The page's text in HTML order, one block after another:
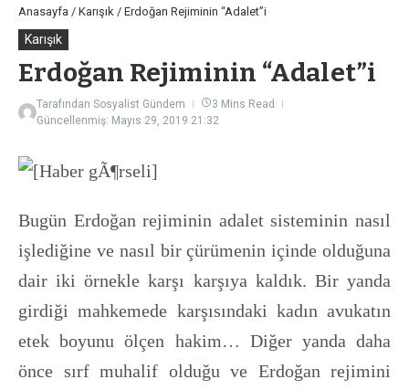
Anasayfa / Karışık / Erdoğan Rejiminin “Adalet”i
Karışık
Erdoğan Rejiminin “Adalet”i
Tarafından Sosyalist Gündem
3 Mins Read
Güncellenmiş: Mayıs 29, 2019 21:32
Bugün Erdoğan rejiminin adalet sisteminin nasıl
işlediğine ve nasıl bir çürümenin içinde olduğuna
dair iki örnekle karşı karşıya kaldık. Bir yanda
girdiği mahkemede karşısındaki kadın avukatın
etek boyunu ölçen hakim… Diğer yanda daha
önce sırf muhalif olduğu ve Erdoğan rejimini